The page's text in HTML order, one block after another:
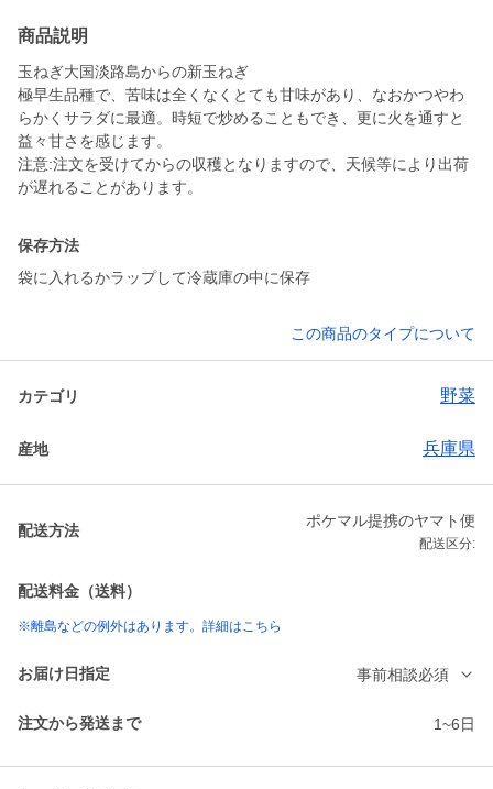
商品説明
玉ねぎ大国淡路島からの新玉ねぎ
極早生品種で、苦味は全くなくとても甘味があり、なおかつやわ
らかくサラダに最適。時短で炒めることもでき、更に火を通すと
益々甘さを感じます。
注意:注文を受けてからの収穫となりますので、天候等により出荷
が遅れることがあります。
保存方法
袋に入れるかラップして冷蔵庫の中に保存
この商品のタイプについて
カテゴリ 野菜
産地 兵庫県
配送方法
ポケマル提携のヤマト便
配送区分:
配送料金（送料）
※離島などの例外はあります。詳細はこちら
お届け日指定 事前相談必須
注文から発送まで 1~6日